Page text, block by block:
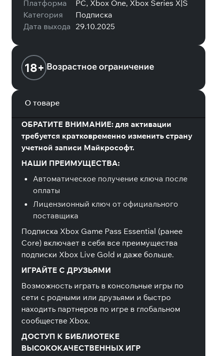
Платформа
PC, Xbox One, Xbox Series X|S
Категория
Подписка
Дата выхода 29.10.2025
18+ Возрастное ограничение
О товаре
ОБРАТИТЕ ВНИМАНИЕ: для активации
требуется кратковременно изменить страну
учетной записи Майкрософт.
НАШИ ПРЕИМУЩЕСТВА:
Автоматическое получение ключа после
оплаты
Лицензионный ключ от официального
поставщика
Подписка Xbox Game Pass Essential (ранее
Core) включает в себя все преимущества
подписки Xbox Live Gold и даже больше.
ИГРАЙТЕ С ДРУЗЬЯМИ
Возможность играть в консольные игры по
сети с родными или друзьями и быстро
находить партнеров по игре в глобальном
сообществе Xbox.
ДОСТУП К БИБЛИОТЕКЕ
ВЫСОКОКАЧЕСТВЕННЫХ ИГР